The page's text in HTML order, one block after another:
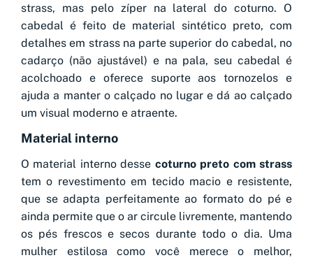
strass, mas pelo zíper na lateral do coturno. O
cabedal é feito de material sintético preto, com
detalhes em strass na parte superior do cabedal, no
cadarço (não ajustável) e na pala, seu cabedal é
acolchoado e oferece suporte aos tornozelos e
ajuda a manter o calçado no lugar e dá ao calçado
um visual moderno e atraente.
Material interno
O material interno desse coturno preto com strass
tem o revestimento em tecido macio e resistente,
que se adapta perfeitamente ao formato do pé e
ainda permite que o ar circule livremente, mantendo
os pés frescos e secos durante todo o dia. Uma
mulher estilosa como você merece o melhor,